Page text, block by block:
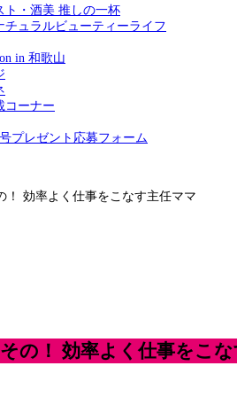
ト・酒美 推しの一杯
チュラルビューティーライフ
in 和歌山
コーナー
プレゼント応募フォーム
！ 効率よく仕事をこなす主任ママ
の！ 効率よく仕事をこ